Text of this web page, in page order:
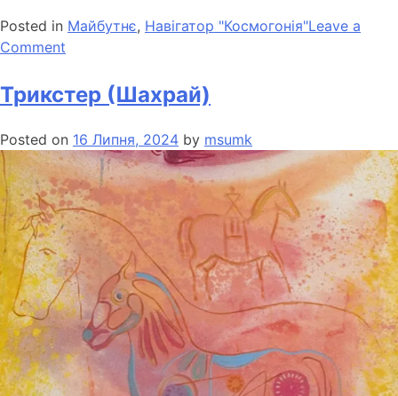
Posted in Майбутнє, Навігатор "Космогонія"Leave a
Comment
Трикстер (Шахрай)
Posted on 16 Липня, 2024 by msumk